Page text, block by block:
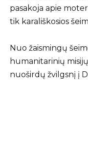
pasakoja apie
tik karališkosios
Nuo žaismingų
humanitarinių
nuoširdų žvilgsnį į